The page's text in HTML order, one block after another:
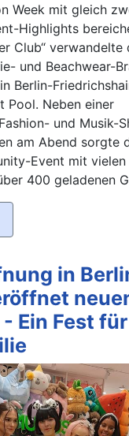
Week mit gleich
Highlights
Club“
und Beachwear-
Berlin-
Pool. Neben einer
und Musik-
am Abend sorgte
Event mit
400 geladenen
in
Ein Fest